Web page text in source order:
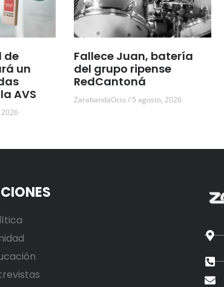
de
un
AVS
Fallece Juan, batería
del grupo ripense
RedCantoná
ZarabandaOcio 5 agosto, 2026